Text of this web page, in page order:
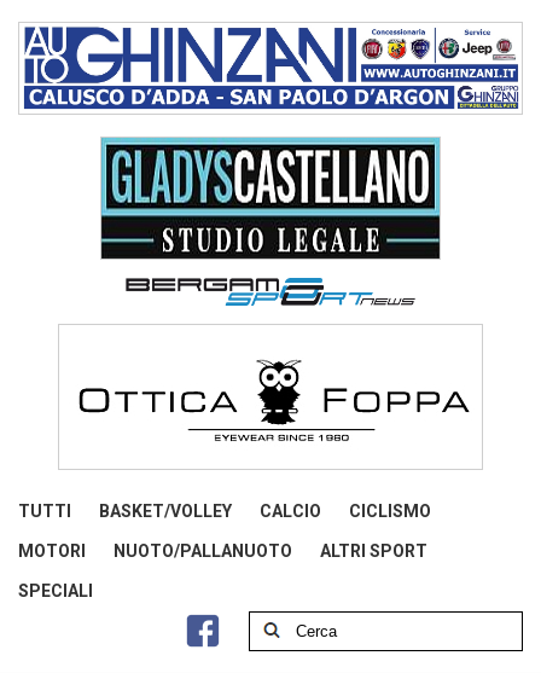
TUTTI BASKET/VOLLEY CALCIO CICLISMO
MOTORI NUOTO/PALLANUOTO ALTRI SPORT
SPECIALI